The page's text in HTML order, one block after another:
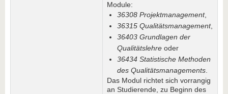
Module:
36308 Projektmanagement,
36315 Qualitätsmanagement,
36403 Grundlagen der
Qualitätslehre oder
36434 Statistische Methoden
des Qualitätsmanagements
Das Modul richtet sich vorrangig
an Studierende, zu Beginn des